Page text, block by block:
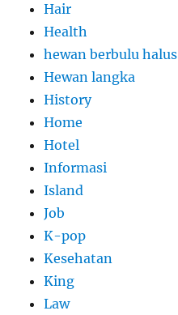
Hair
Health
hewan berbulu halus
Hewan langka
History
Home
Hotel
Informasi
Island
Job
K-pop
Kesehatan
King
Law